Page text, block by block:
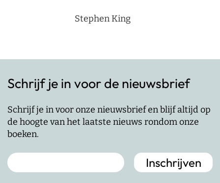
Stephen King
Schrijf je in voor de nieuwsbrief
Schrijf je in voor onze nieuwsbrief en blijf altijd op
de hoogte van het laatste nieuws rondom onze
boeken.